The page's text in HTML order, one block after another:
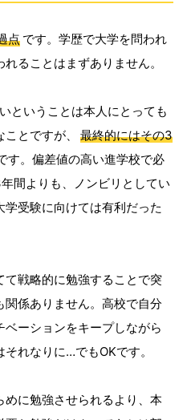
点 です。学歴で大学を問われ
ることはまずありません。
ということは本人にとっても
とですが、
最終的にはその3
す。偏差値の高い進学校で必
間よりも、ノンビリとしてい
受験に向けては有利だった
戦略的に勉強することで突
係ありません。高校で自分
ーションをキープしながら
れなりに…でもOKです。
に勉強させられるより、本